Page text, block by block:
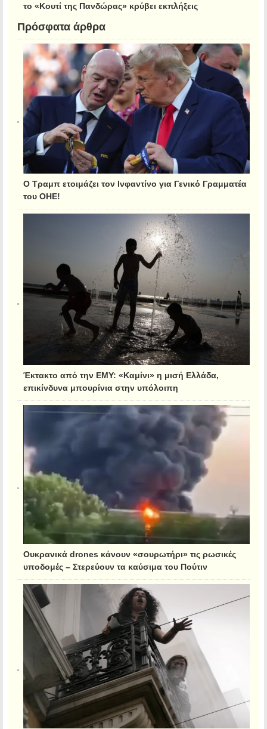
το «Κουτί της Πανδώρας» κρύβει εκπλήξεις
Πρόσφατα άρθρα
Ο Τραμπ ετοιμάζει τον Ινφαντίνο για Γενικό Γραμματέα
του ΟΗΕ!
Έκτακτο από την ΕΜΥ: «Καμίνι» η μισή Ελλάδα,
επικίνδυνα μπουρίνια στην υπόλοιπη
Ουκρανικά drones κάνουν «σουρωτήρι» τις ρωσικές
υποδομές – Στερεύουν τα καύσιμα του Πούτιν